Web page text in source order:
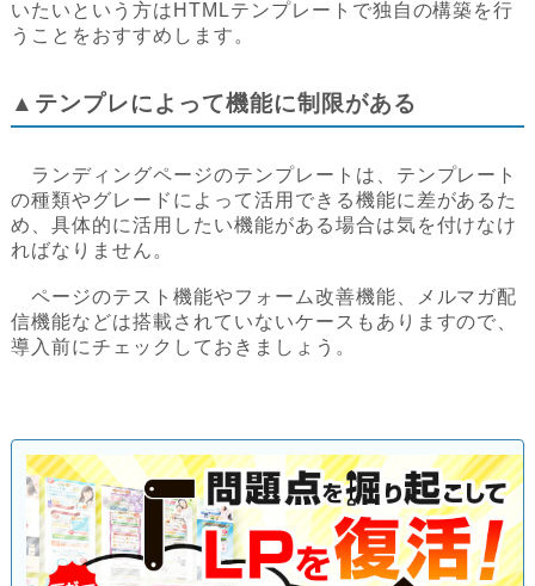
いたいという方はHTMLテンプレートで独自の構築を行
うことをおすすめします。
▲テンプレによって機能に制限がある
ランディングページのテンプレートは、テンプレート
の種類やグレードによって活用できる機能に差があるた
め、具体的に活用したい機能がある場合は気を付けなけ
ればなりません。
ページのテスト機能やフォーム改善機能、メルマガ配
信機能などは搭載されていないケースもありますので、
導入前にチェックしておきましょう。